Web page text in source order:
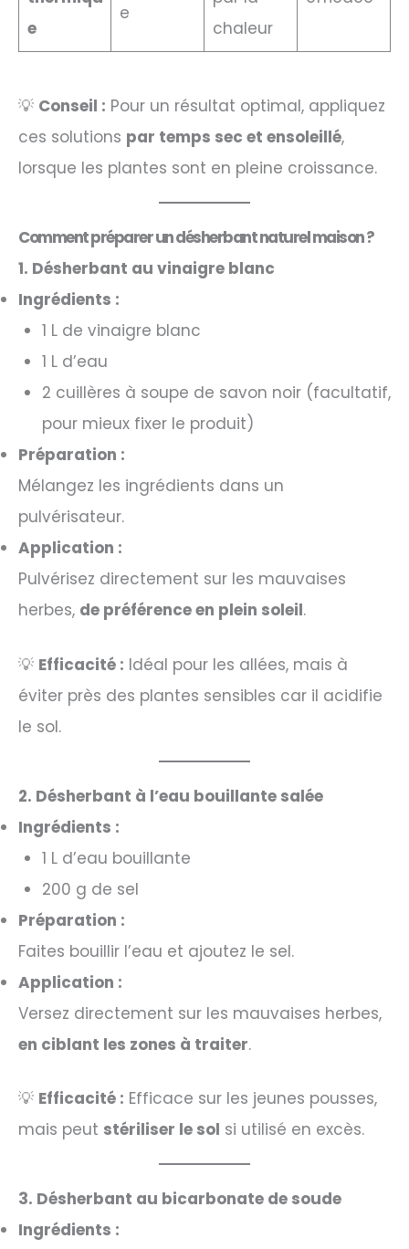
e
e
chaleur
💡 Conseil : Pour un résultat optimal, appliquez
ces solutions par temps sec et ensoleillé,
lorsque les plantes sont en pleine croissance.
Comment préparer un désherbant naturel maison ?
1. Désherbant au vinaigre blanc
Ingrédients :
1 L de vinaigre blanc
1 L d’eau
2 cuillères à soupe de savon noir (facultatif,
pour mieux fixer le produit)
Préparation :
Mélangez les ingrédients dans un
pulvérisateur.
Application :
Pulvérisez directement sur les mauvaises
herbes, de préférence en plein soleil.
💡 Efficacité : Idéal pour les allées, mais à
éviter près des plantes sensibles car il acidifie
le sol.
2. Désherbant à l’eau bouillante salée
Ingrédients :
1 L d’eau bouillante
200 g de sel
Préparation :
Faites bouillir l’eau et ajoutez le sel.
Application :
Versez directement sur les mauvaises herbes,
en ciblant les zones à traiter.
💡 Efficacité : Efficace sur les jeunes pousses,
mais peut stériliser le sol si utilisé en excès.
3. Désherbant au bicarbonate de soude
Ingrédients :